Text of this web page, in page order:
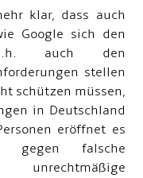
klar, dass auch
Google sich den
auch den
stellen
schützen müssen,
in Deutschland
eröffnet es
gegen falsche